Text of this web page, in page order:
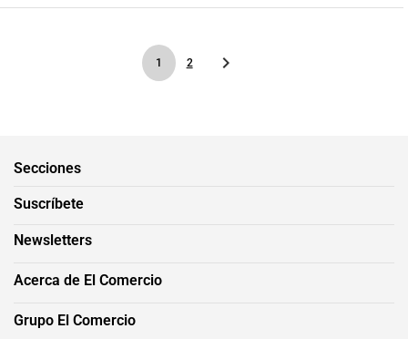
1 2
Secciones
Suscríbete
Newsletters
Acerca de El Comercio
Grupo El Comercio